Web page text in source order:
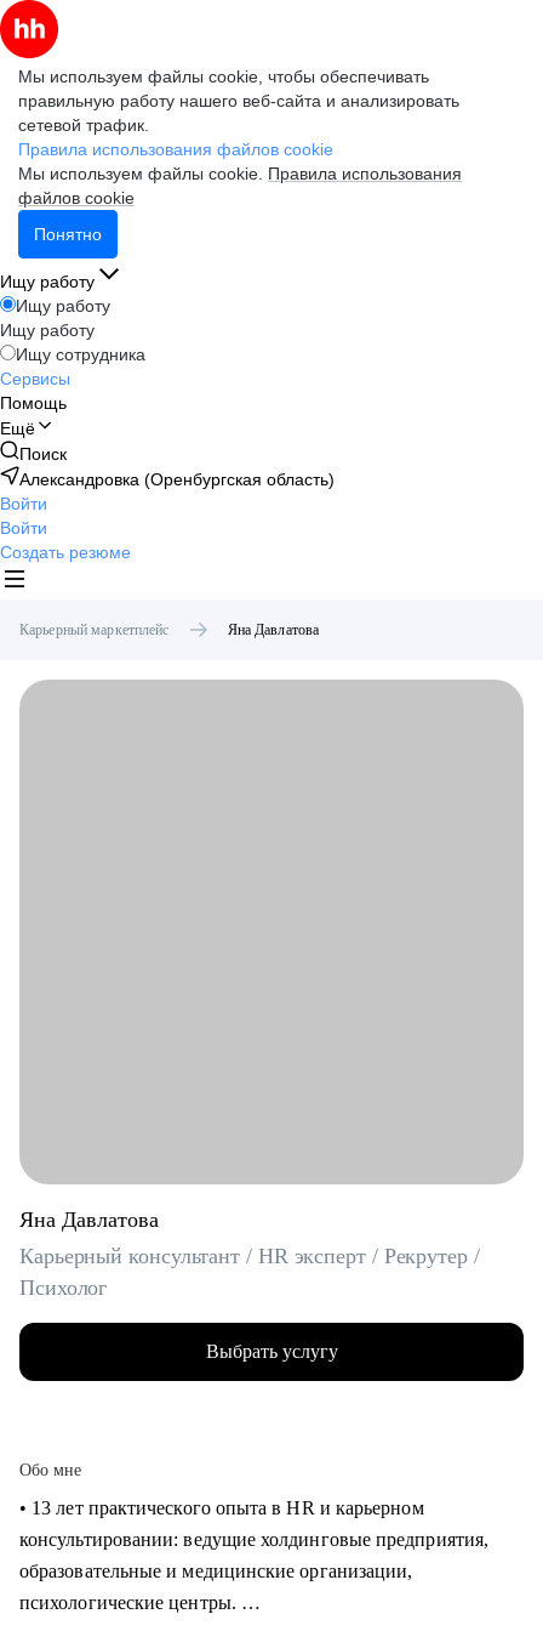
Мы используем файлы cookie, чтобы обеспечивать
правильную работу нашего веб-сайта и анализировать
сетевой трафик.
Правила использования файлов cookie
Мы используем файлы cookie. Правила использования
файлов cookie
Понятно
Ищу работу
Ищу работу
Ищу работу
Ищу сотрудника
Сервисы
Помощь
Ещё
Поиск
Александровка (Оренбургская область)
Войти
Войти
Создать резюме
Карьерный маркетплейс Яна Давлатова
Яна Давлатова
Карьерный консультант / HR эксперт / Рекрутер /
Психолог
Выбрать услугу
Обо мне
• 13 лет практического опыта в HR и карьерном
консультировании: ведущие холдинговые предприятия,
образовательные и медицинские организации,
психологические центры.